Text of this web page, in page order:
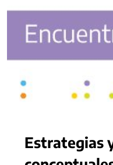
Estrategias